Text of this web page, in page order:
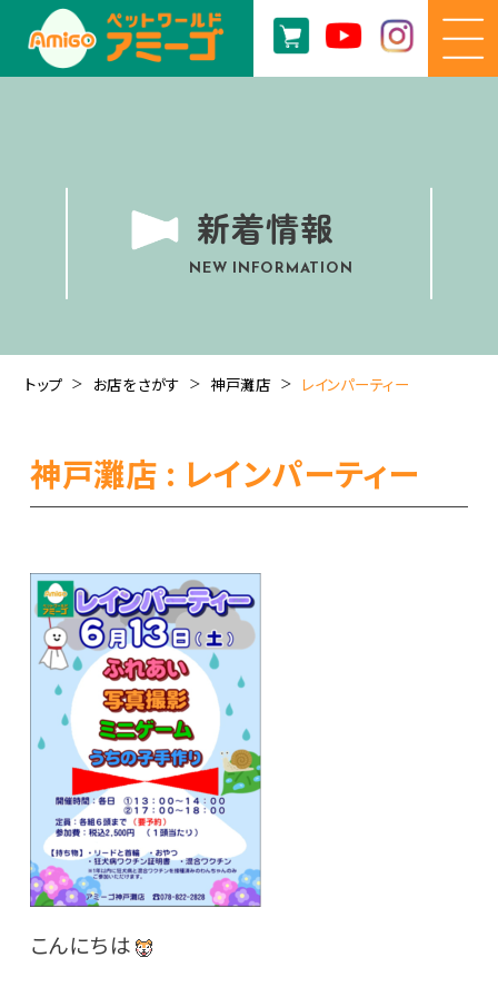
新着情報
NEW INFORMATION
トップ お店をさがす 神戸灘店 レインパーティー
神戸灘店 : レインパーティー
こんにちは